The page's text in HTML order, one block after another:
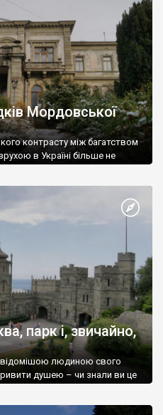
Мордовської
контрасту між багатством
в Україні більше не
парк і, звичайно,
людиною свого
душею – чи знали ви це